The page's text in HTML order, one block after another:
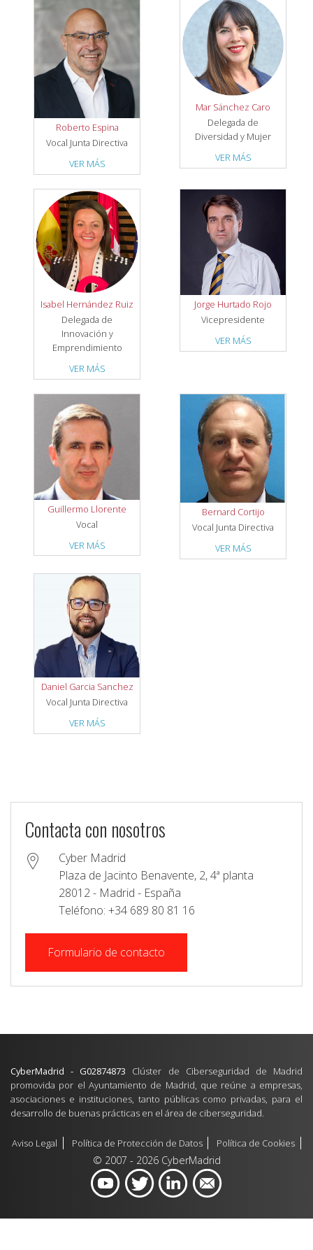
Roberto Espina
Vocal Junta Directiva
VER MÁS
Mar Sánchez Caro
Delegada de
Diversidad y Mujer
VER MÁS
Isabel Hernández Ruiz
Delegada de
Innovación y
Emprendimiento
VER MÁS
Jorge Hurtado Rojo
Vicepresidente
VER MÁS
Guillermo Llorente
Vocal
VER MÁS
Bernard Cortijo
Vocal Junta Directiva
VER MÁS
Daniel Garcia Sanchez
Vocal Junta Directiva
VER MÁS
Contacta con nosotros
Cyber Madrid
Plaza de Jacinto Benavente, 2, 4ª planta
28012 - Madrid - España
Teléfono: +34 689 80 81 16
Formulario de contacto
CyberMadrid - G02874873 Clúster de Ciberseguridad de Madrid
promovida por el Ayuntamiento de Madrid, que reúne a empresas,
asociaciones e instituciones, tanto públicas como privadas, para el
desarrollo de buenas prácticas en el área de ciberseguridad.
Aviso Legal Política de Protección de Datos Política de Cookies
© 2007 - 2026 CyberMadrid